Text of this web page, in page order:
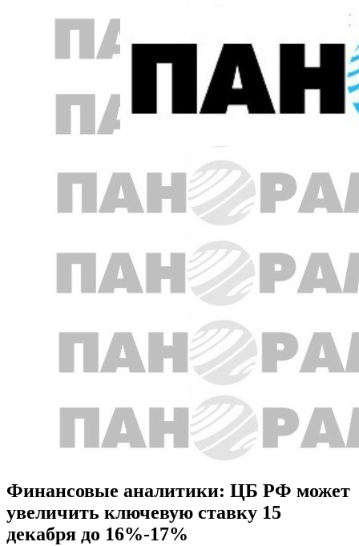
Финансовые аналитики: ЦБ РФ может
увеличить ключевую ставку 15
декабря до 16%-17%